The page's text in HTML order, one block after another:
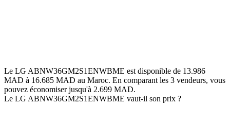
Le LG ABNW36GM2S1ENWBME est disponible de 13.986
MAD à 16.685 MAD au Maroc. En comparant les 3 vendeurs, vous
pouvez économiser jusqu'à 2.699 MAD.
Le LG ABNW36GM2S1ENWBME vaut-il son prix ?